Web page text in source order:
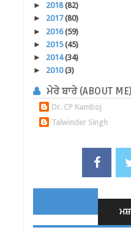
► 2018(82)
► 2017(80)
► 2016(59)
► 2015(45)
► 2014(34)
► 2010(3)
ਮੇਰੇ ਬਾਰੇ (ABOUT ME)
Dr. CP Kamboj
Talwinder Singh